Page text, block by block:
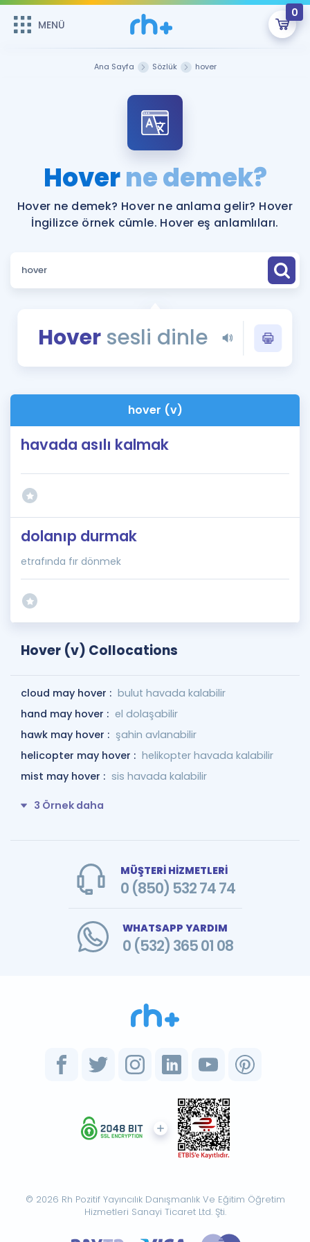
MENÜ
0
ÜYE DEĞİLİM
Sepetin Şu An Boş.
Remzi Hoca ile seni sınava hazırlayacak onlarca eğitim seni
bekliyor!
MENÜ
Faydalı Araçlar
Sözlük
Blog
İngilizce Gramer
Ana Sayfa Sözlük hover
Hoverne demek?
Hover ne demek? Hover ne anlama gelir? Hover
İngilizce örnek cümle. Hover eş anlamlıları.
Hover sesli dinle
hover (v)
havada asılı kalmak
dolanıp durmak
etrafında fır dönmek
Hover (v) Collocations
cloud may hover : bulut havada kalabilir
hand may hover : el dolaşabilir
hawk may hover : şahin avlanabilir
helicopter may hover : helikopter havada kalabilir
mist may hover : sis havada kalabilir
3 Örnek daha
MÜŞTERİ HİZMETLERİ
0 (850) 532 74 74
WHATSAPP YARDIM
0 (532) 365 01 08
© 2026 Rh Pozitif Yayıncılık Danışmanlık Ve Eğitim Öğretim
Hizmetleri Sanayi Ticaret Ltd. Şti.